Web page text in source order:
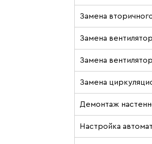
Замена
Замена
Замена
Замена
Демонтаж
Настройка